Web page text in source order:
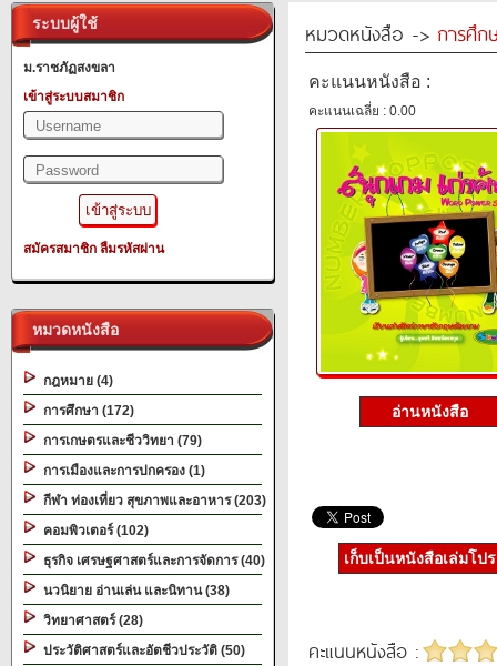
ระบบผู้ใช้
ม.ราชภัฏสงขลา
เข้าสู่ระบบสมาชิก
สมัครสมาชิก ลืมรหัสผ่าน
หมวดหนังสือ
กฎหมาย (4)
การศึกษา (172)
การเกษตรและชีววิทยา (79)
การเมืองและการปกครอง (1)
กีฬา ท่องเที่ยว สุขภาพและอาหาร (203)
คอมพิวเตอร์ (102)
ธุรกิจ เศรษฐศาสตร์และการจัดการ (40)
นวนิยาย อ่านเล่น และนิทาน (38)
วิทยาศาสตร์ (28)
ประวัติศาสตร์และอัตชีวประวัติ (50)
หมวดหนังสือ -> การศึก
คะแนนหนังสือ :
คะแนนเฉลี่ย : 0.00
อ่านหนังสือ
เก็บเป็นหนังสือเล่มโป
คะแนนหนังสือ :